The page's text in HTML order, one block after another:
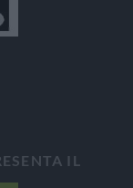
IL